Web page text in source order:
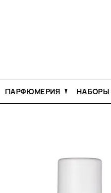
ПАРФЮМЕРИЯ НАБОРЫ